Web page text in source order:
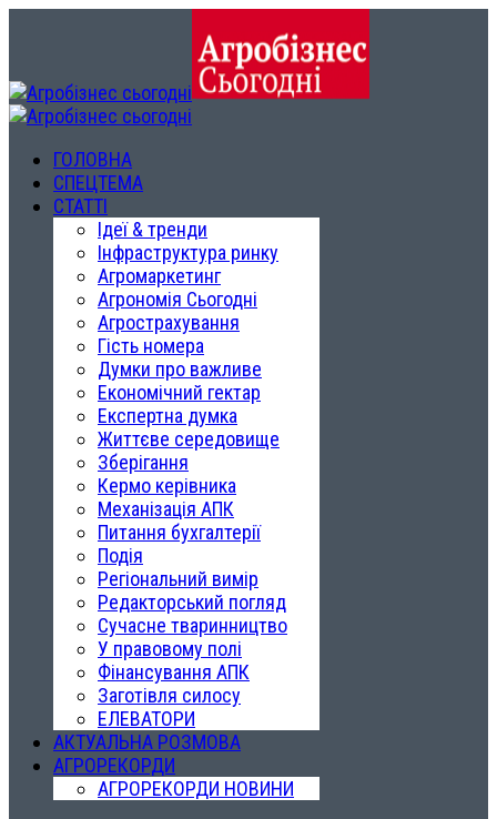
ГОЛОВНА
СПЕЦТЕМА
СТАТТІ
Ідеї & тренди
Інфраструктура ринку
Агромаркетинг
Агрономія Сьогодні
Агрострахування
Гість номера
Думки про важливе
Економічний гектар
Експертна думка
Життєве середовище
Зберігання
Кермо керівника
Механізація АПК
Питання бухгалтерії
Подія
Регіональний вимір
Редакторський погляд
Сучасне тваринництво
У правовому полі
Фінансування АПК
Заготівля силосу
ЕЛЕВАТОРИ
АКТУАЛЬНА РОЗМОВА
АГРОРЕКОРДИ
АГРОРЕКОРДИ НОВИНИ